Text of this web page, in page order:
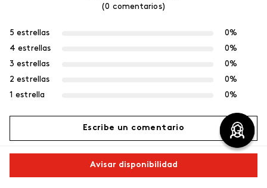
Avisar disponibilidad
(0 comentarios)
5 estrellas
0%
4 estrellas
0%
3 estrellas
0%
2 estrellas
0%
1 estrella
0%
Escribe un comentario
Agregar comentario
Más reciente